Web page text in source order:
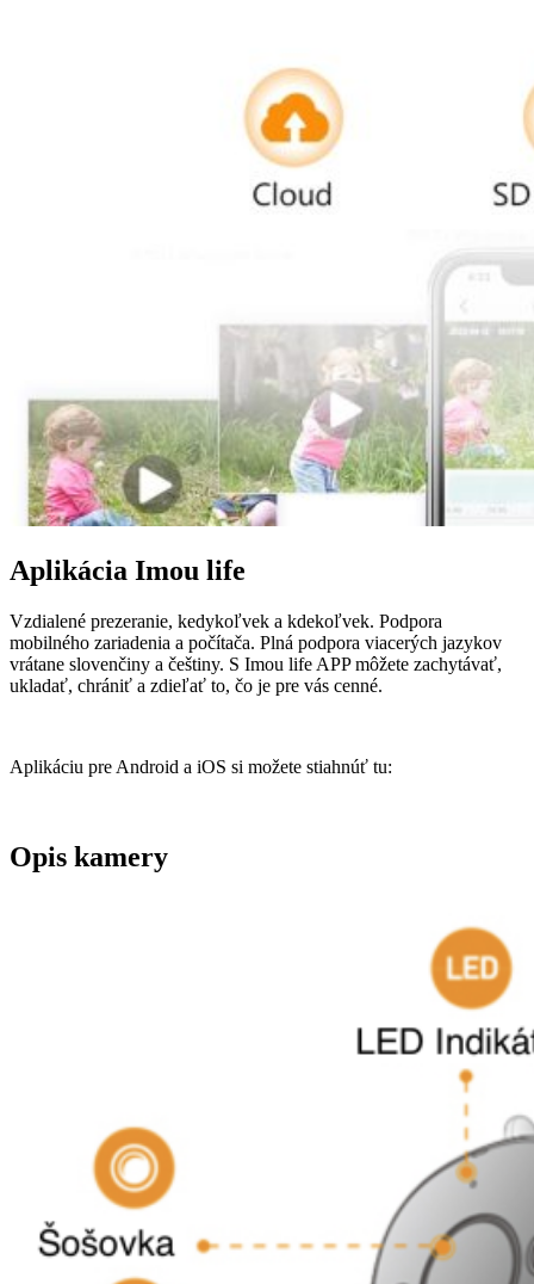
Aplikácia Imou life
Vzdialené prezeranie, kedykoľvek a kdekoľvek. Podpora
mobilného zariadenia a počítača. Plná podpora viacerých jazykov
vrátane slovenčiny a češtiny. S Imou life APP môžete zachytávať,
ukladať, chrániť a zdieľať to, čo je pre vás cenné.
Aplikáciu pre Android a iOS si možete stiahnúť tu:
Opis kamery